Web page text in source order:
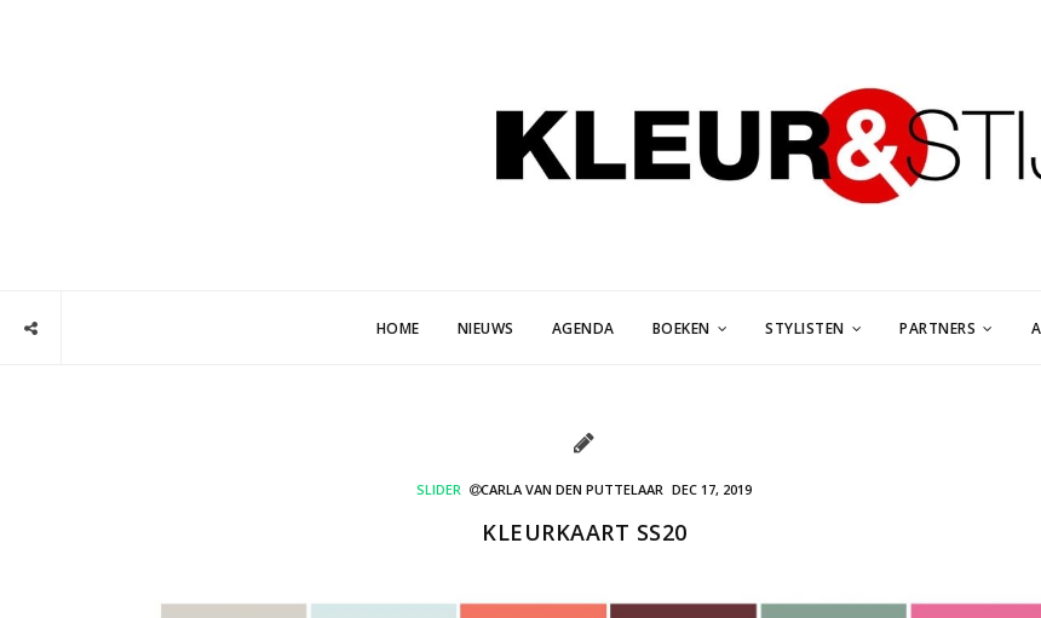
HOME NIEUWS AGENDA BOEKEN STYLISTEN PARTNERS
SLIDER CARLA VAN DEN PUTTELAAR DEC 17, 2019
KLEURKAART SS20